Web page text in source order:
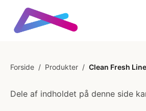
Forside / Produkter / Clean Fresh
Dele af indholdet på denne side